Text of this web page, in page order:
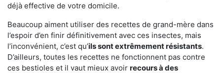
déjà effective de votre domicile.
Beaucoup aiment utiliser des recettes de grand-mère dans
l’espoir d’en finir définitivement avec ces insectes, mais
l’inconvénient, c’est qu’ils sont extrêmement résistants.
D’ailleurs, toutes les recettes ne fonctionnent pas contre
ces bestioles et il vaut mieux avoir recours à des